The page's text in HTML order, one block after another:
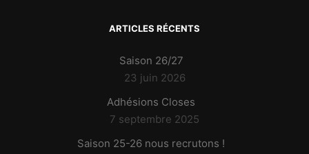
ARTICLES RÉCENTS
Saison 26/27
23 juin 2026
Adhésions Closes
7 septembre 2025
Saison 25-26 nous recrutons !